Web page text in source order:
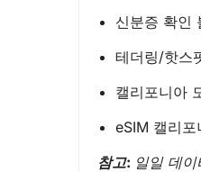
신분증 확인
테더링/핫스
캘리포니아
eSIM 캘리
참고: 일일 데